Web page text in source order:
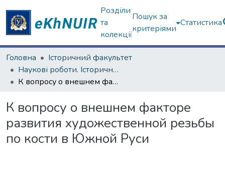
Розділи
та
колекції
Пошук за
критеріями
Статистика
Головна
Історичний факультет
Наукові роботи. Історичний факультет
К вопросу о внешнем факторе развития художественной резьбы по кости в Южной Руси
К вопросу о внешнем факторе
развития художественной резьбы
по кости в Южной Руси